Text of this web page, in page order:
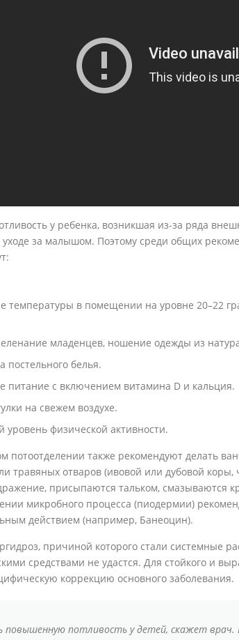
у ребенка, возникшая из-за ряда
за малышом. Поэтому среди общих
температуры в помещении на уровне 20–22
младенцев, ношение одежды из
постельного белья.
питание с включением витамина D и кальция.
на свежем воздухе.
уровень физической активности.
потоотделении также рекомендуют делать
травяных отваров (ивовой или дубовой коры,
присыпаются тальком, смазываются
микробного процесса (пиодермии)
действием (например, Банеоцин).
причиной которого стали системные
средствами не удастся. Для стойкого и
коррекцию основного заболевания.
повышенную потливость у детей, скажет врач.